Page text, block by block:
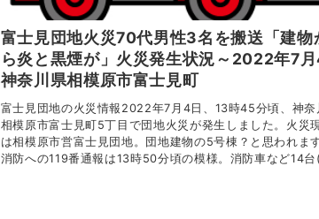
富士見団地火災70代男性3名を搬送「建物
ら炎と黒煙が」火災発生状況～2022年7月
神奈川県相模原市富士見町
富士見団地の火災情報2022年7月4日、13時45分頃、神奈
相模原市富士見町5丁目で団地火災が発生しました。火災
は相模原市営富士見団地。団地建物の5号棟？と思われます
消防への119番通報は13時50分頃の模様。消防車など14台